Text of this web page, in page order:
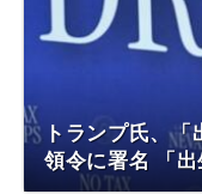
トランプ氏、
領令に署名 「